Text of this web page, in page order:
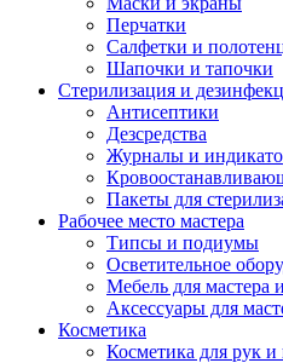
Перчатки
Салфетки и
Шапочки и тапочки
Стерилизация и
Антисептики
Дезсредства
Журналы и
Пакеты для
Рабочее место мастера
Типсы и подиумы
Осветительное
Мебель для мастера
Аксессуары для
Косметика
Косметика для рук и